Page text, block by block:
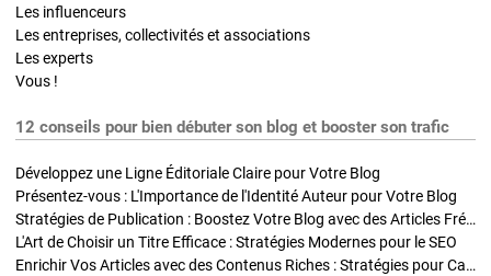
Les influenceurs
Les entreprises, collectivités et associations
Les experts
Vous !
12 conseils pour bien débuter son blog et booster son trafic
Développez une Ligne Éditoriale Claire pour Votre Blog
Présentez-vous : L'Importance de l'Identité Auteur pour Votre Blog
Stratégies de Publication : Boostez Votre Blog avec des Articles Fréquents et Exclusifs
L'Art de Choisir un Titre Efficace : Stratégies Modernes pour le SEO
Enrichir Vos Articles avec des Contenus Riches : Stratégies pour Captiver et Optimiser